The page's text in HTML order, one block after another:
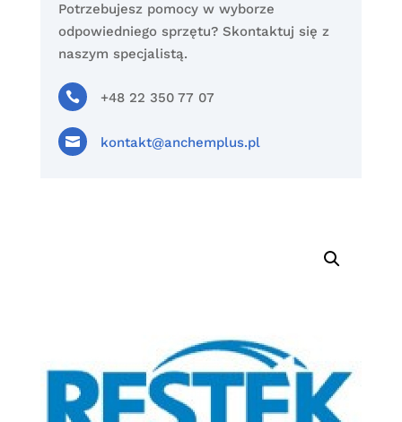
Potrzebujesz pomocy w wyborze
odpowiedniego sprzętu? Skontaktuj się z
naszym specjalistą.
 +48 22 350 77 07
 kontakt@anchemplus.pl